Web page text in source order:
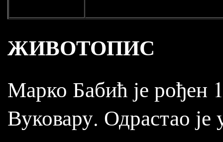
ЖИВОТОПИС
Марко Бабић је рођен
Вуковару. Одрастао